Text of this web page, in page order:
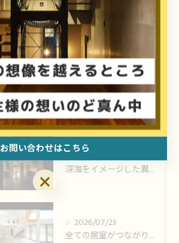
店舗
リノベーション
一級建築士
最近の投稿 Recent Posts
2026/07/27
深海をイメージした異空間で、本格中華料理を、左官芸術と建築の...
2026/07/23
全ての居室がつながり河内長野の環境とつながるお家。
お問い合わせはこちら